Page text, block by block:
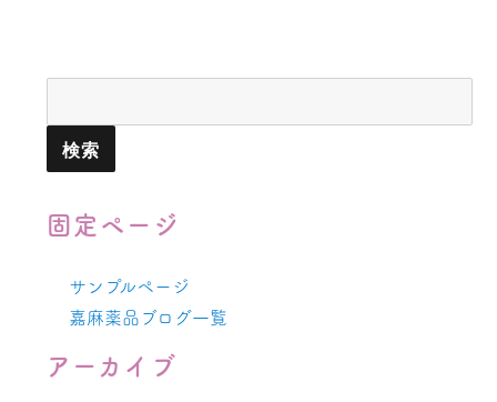
索:
固定ページ
サンプルページ
嘉麻薬品ブログ一覧
アーカイブ